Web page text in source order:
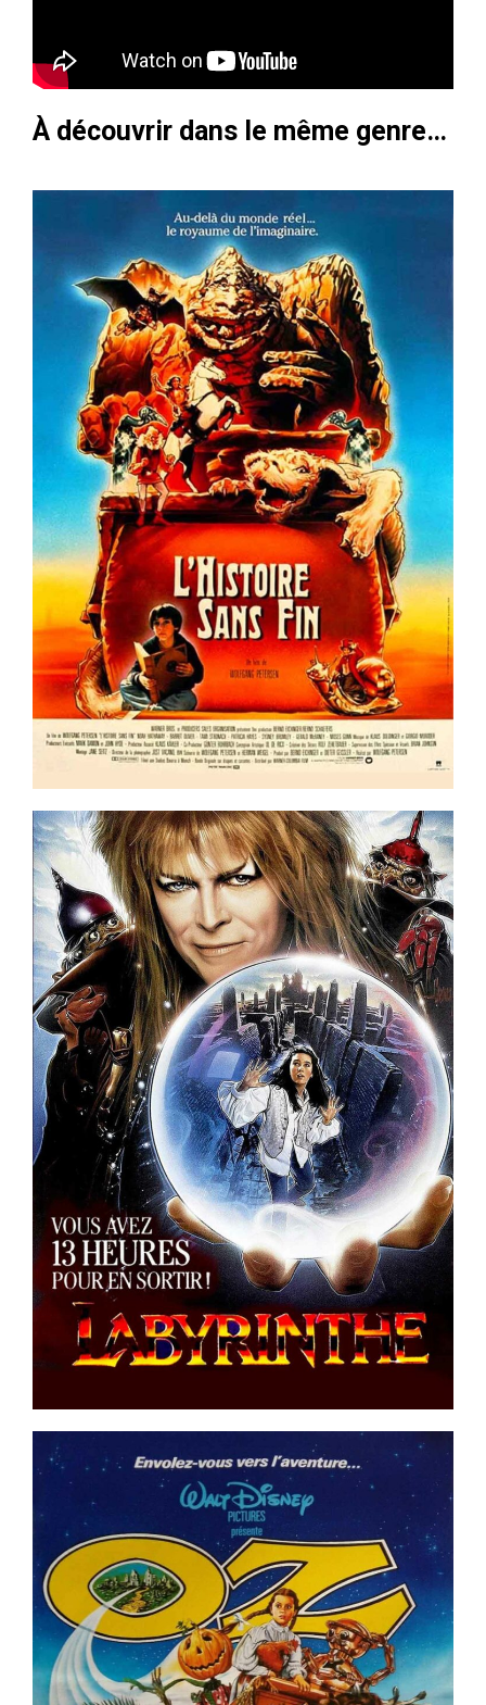
À découvrir dans le même genre…